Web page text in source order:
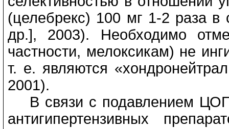
(целебрекс) 100 мг 1-2 раза
др.], 2003). Необходимо
частности, мелоксикам) не
т. е. являются
2001).
В связи с подавлением
антигипертензивных